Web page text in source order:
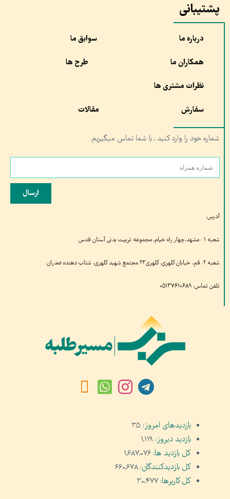
پشتیبانی
درباره ما سوابق ما
همکاران ما طرح ها
نظرات مشتری ها
سفارش مقالات
شماره خود را وارد کنید , با شما تماس میگیریم.
ارسال
آدرس:
شعبه ۱ : مشهد،چهار راه خیام, مجموعه تربیت بدنی آستان قدس
شعبه ۲: قم، خیابان کلهری، کلهری۲۳ مجتمع شهید کلهری، شتاب دهنده صدران
تلفن تماس: ۰۵۱۳۷۶۱۰۶۸۹
بازدیدهای امروز: ۳۵
بازدید دیروز: ۱,۱۱۹
کل بازدید ها: ۱,۶۸۷,۰۷۶
کل بازدیدکنند‌گان: ۶۶۰,۶۷۸
کل کاربرها: ۳۰,۴۷۷